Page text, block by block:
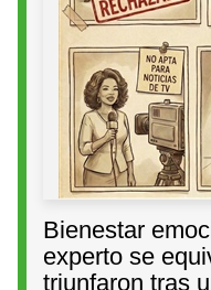
Bienestar
experto se
triunfaron tras